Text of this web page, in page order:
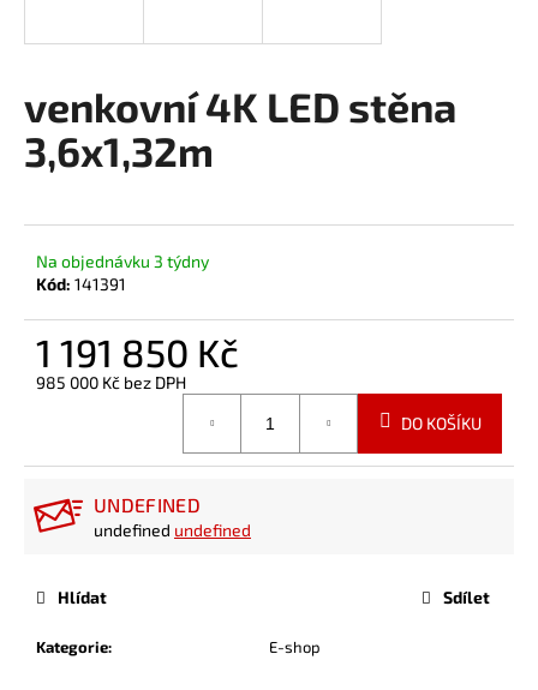
venkovní 4K LED stěna
3,6x1,32m
Na objednávku 3 týdny
Kód: 141391
1 191 850 Kč
985 000 Kč bez DPH
DO KOŠÍKU
UNDEFINED
undefined undefined
Kategorie: E-shop
Hlídat Sdílet
í
t
?
HLEDAT